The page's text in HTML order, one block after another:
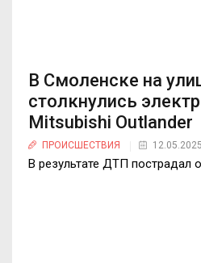
В Смоленске на
столкнулись
Mitsubishi Outlander
ПРОИСШЕСТВИЯ
В результате ДТП пострадал